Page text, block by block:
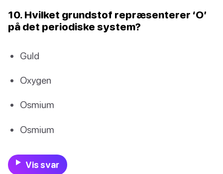
10. Hvilket grundstof repræsenterer ‘O’
på det periodiske system?
Guld
Oxygen
Osmium
Osmium
Vis svar